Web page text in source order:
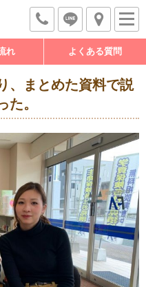
れ よくある質問
、まとめた資料で説
た。